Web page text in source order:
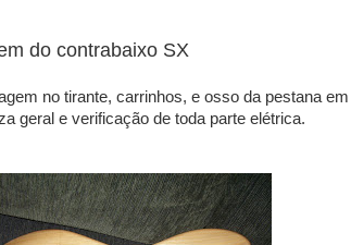
do contrabaixo SX
no tirante, carrinhos, e osso da pestana
geral e verificação de toda parte elétrica.